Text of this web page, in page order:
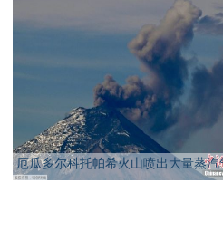
厄瓜多尔科托帕希火山喷出大量蒸汽